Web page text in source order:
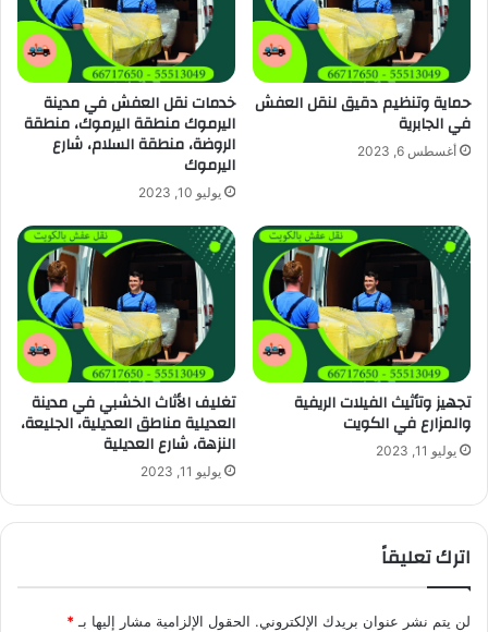
حماية وتنظيم دقيق لنقل العفش
في الجابرية
أغسطس 6, 2023
خدمات نقل العفش في مدينة
اليرموك منطقة اليرموك، منطقة
الروضة، منطقة السلام، شارع
اليرموك
يوليو 10, 2023
تجهيز وتأثيث الفيلات الريفية
والمزارع في الكويت
يوليو 11, 2023
تغليف الأثاث الخشبي في مدينة
العديلية مناطق العديلية، الجليعة،
النزهة، شارع العديلية
يوليو 11, 2023
اترك تعليقاً
لن يتم نشر عنوان بريدك الإلكتروني. الحقول الإلزامية مشار إليها بـ*